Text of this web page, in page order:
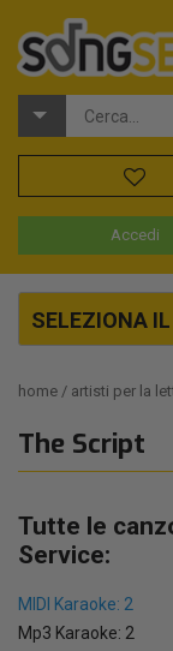
Accedi
SELEZIONA
home artisti per la
The Script
Tutte le
Service:
MIDI Karaoke: 2
Mp3 Karaoke: 2